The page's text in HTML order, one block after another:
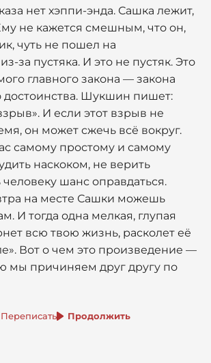
нет хэппи-энда. Сашка лежит,
не кажется смешным, что он,
чуть не пошел на
за пустяка. И это не пустяк. Это
главного закона — закона
достоинства. Шукшин пишет:
И если этот взрыв не
он может сжечь всё вокруг.
самому простому и самому
наскоком, не верить
человеку шанс оправдаться.
на месте Сашки можешь
И тогда одна мелкая, глупая
всю твою жизнь, расколет её
Вот о чем это произведение —
мы причиняем друг другу по
Переписать Продолжить